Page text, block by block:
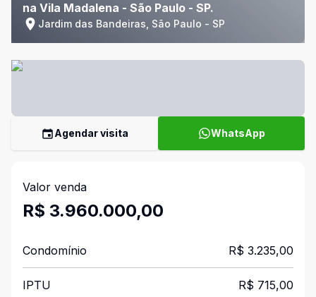
na Vila Madalena - São Paulo - SP.
Jardim das Bandeiras, São Paulo - SP
Agendar visita WhatsApp
Valor venda
R$ 3.960.000,00
Condomínio R$ 3.235,00
IPTU R$ 715,00